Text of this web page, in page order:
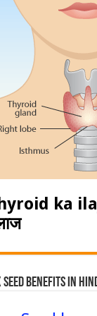
ka ilaj
Seed Benefits in